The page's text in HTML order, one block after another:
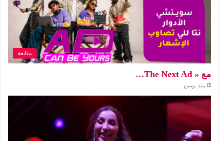
متابعة
مع « The Next Ad…
منذ يومين